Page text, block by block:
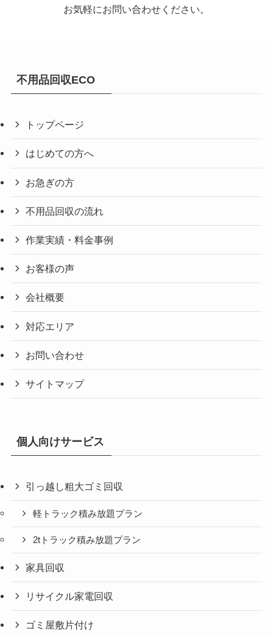
お気軽にお問い合わせください。
不用品回収ECO
トップページ
はじめての方へ
お急ぎの方
不用品回収の流れ
作業実績・料金事例
お客様の声
会社概要
対応エリア
お問い合わせ
サイトマップ
個人向けサービス
引っ越し粗大ゴミ回収
軽トラック積み放題プラン
2tトラック積み放題プラン
家具回収
リサイクル家電回収
ゴミ屋敷片付け